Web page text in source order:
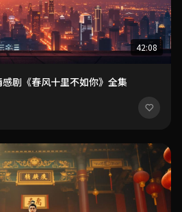
42:08
剧《春风十里不如你》全集